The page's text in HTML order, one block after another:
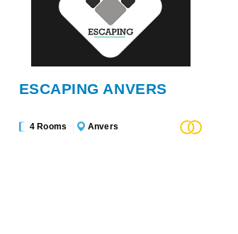
ESCAPING ANVERS
4 Rooms Anvers